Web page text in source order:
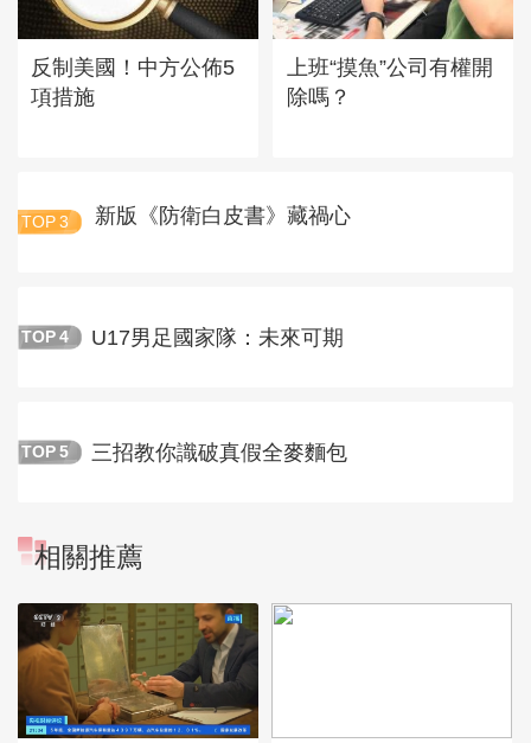
反制美國！中方公佈5
項措施
上班“摸魚”公司有權開
除嗎？
TOP 3 新版《防衛白皮書》藏禍心
TOP 4 U17男足國家隊：未來可期
TOP 5 三招教你識破真假全麥麵包
相關推薦